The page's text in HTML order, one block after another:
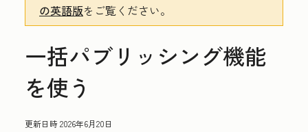
の英語版をご覧ください。
一括パブリッシング機能
を使う
更新日時2026年6月20日